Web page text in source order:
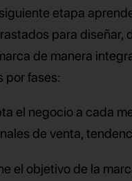
etapa
para diseñar,
de manera
por fases:
el negocio a cada
de venta,
el objetivo de la